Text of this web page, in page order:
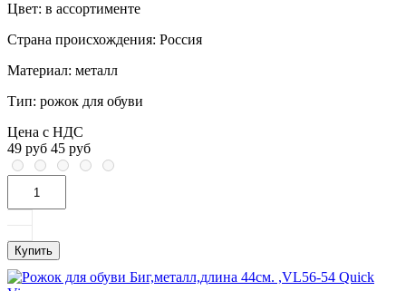
Цвет: в ассортименте
Страна происхождения: Россия
Материал: металл
Тип: рожок для обуви
Цена с НДС
49 руб 45 руб
Купить
Quick